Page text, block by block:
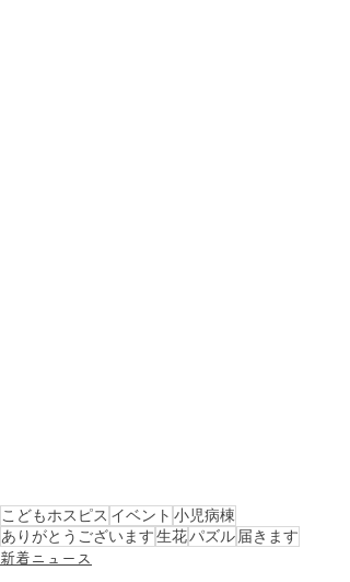
こどもホスピス イベント 小児病棟
ありがとうございます生花パズル届きます
新着ニュース